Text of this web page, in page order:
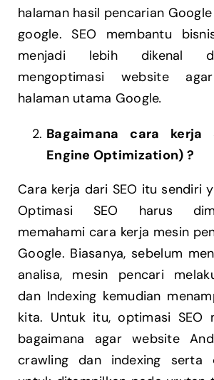
halaman hasil pencarian Google
google. SEO membantu
menjadi lebih dikenal
mengoptimasi website
halaman utama Google.
Bagaimana cara kerja
Engine Optimization) ?
Cara kerja dari SEO itu sendiri
Optimasi SEO harus
memahami cara kerja mesin
Google. Biasanya, sebelum
analisa, mesin pencari
dan Indexing kemudian
kita. Untuk itu, optimasi SEO
bagaimana agar website
crawling dan indexing serta